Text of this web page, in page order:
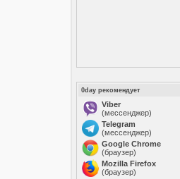
0day рекомендует
Viber
(мессенджер)
Telegram
(мессенджер)
Google Chrome
(браузер)
Mozilla Firefox
(браузер)